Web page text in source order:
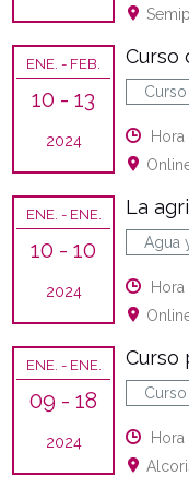
ENE. - FEB.
10 - 13
2024
Curso
Curso
ENE. - ENE.
10 - 10
2024
La
Agua
ENE. - ENE.
09 - 18
2024
Curso
Curso